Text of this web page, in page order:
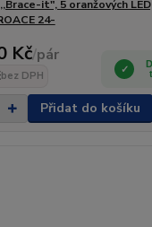
it", 5 oranžových
24-
Kč/pár
bez DPH
Přidat do košíku